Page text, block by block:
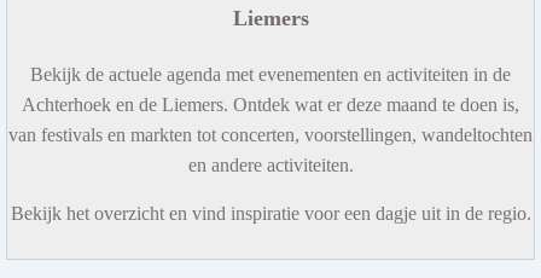
Liemers
Bekijk de actuele agenda met evenementen en activiteiten in de
Achterhoek en de Liemers. Ontdek wat er deze maand te doen is,
van festivals en markten tot concerten, voorstellingen, wandeltochten
en andere activiteiten.
Bekijk het overzicht en vind inspiratie voor een dagje uit in de regio.